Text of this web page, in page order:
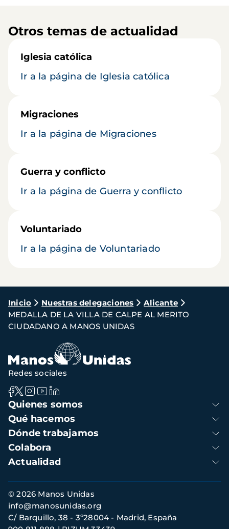
Otros temas de actualidad
Iglesia católica
Ir a la página de Iglesia católica
Migraciones
Ir a la página de Migraciones
Guerra y conflicto
Ir a la página de Guerra y conflicto
Voluntariado
Ir a la página de Voluntariado
Ruta
de
navegación
Inicio Nuestras delegaciones
Alicante
MEDALLA DE LA VILLA DE CALPE AL MERITO
CIUDADANO A MANOS UNIDAS
Navegación
principal
Quienes somos
Qué hacemos
Dónde trabajamos
Colabora
Actualidad
Redes sociales
Información
de
contacto
© 2026 Manos Unidas
C/ Barquillo, 38 - 3º28004 - Madrid, España
info@manosunidas.org